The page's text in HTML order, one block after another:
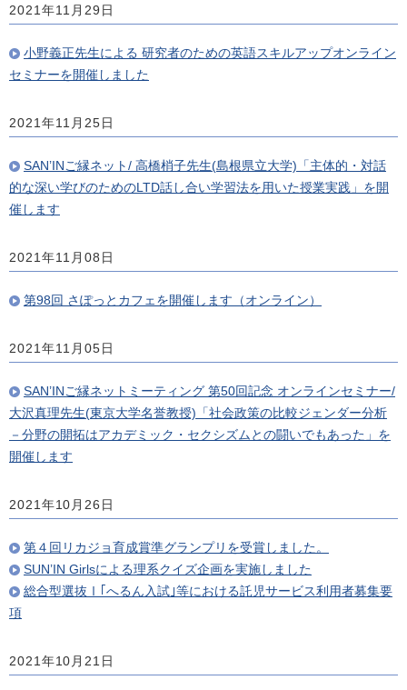
2021年11月29日
小野義正先生による 研究者のための英語スキルアップオンライン
セミナーを開催しました
2021年11月25日
SAN’INご縁ネット/ 高橋梢子先生(島根県立大学)「主体的・対話
的な深い学びのためのLTD話し合い学習法を用いた授業実践」を開
催します
2021年11月08日
第98回 さぽっとカフェを開催します（オンライン）
2021年11月05日
SAN’INご縁ネットミーティング 第50回記念 オンラインセミナー/
大沢真理先生(東京大学名誉教授)「社会政策の比較ジェンダー分析
－分野の開拓はアカデミック・セクシズムとの闘いでもあった」を
開催します
2021年10月26日
第４回リカジョ育成賞準グランプリを受賞しました。
SUN’IN Girlsによる理系クイズ企画を実施しました
総合型選抜Ⅰ｢へるん入試｣等における託児サービス利用者募集要
項
2021年10月21日